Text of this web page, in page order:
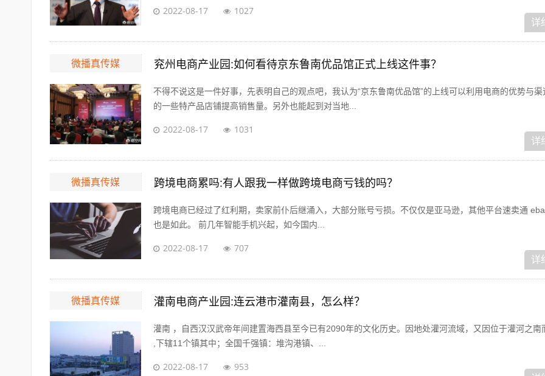
2022-08-17 1027
详
微播真传媒 兖州电商产业园:如何看待京东鲁南优品馆正式上线这件事？
不得不说这是一件好事，先表明自己的观点吧，我认为“京东鲁南优品馆”的上线可以利用电商的优势与
的一些特产品店铺提高销售量。另外也能起到对当地...
2022-08-17 1031
详
微播真传媒 跨境电商累吗:有人跟我一样做跨境电商亏钱的吗？
跨境电商已经过了红利期，卖家前仆后继涌入，大部分账号亏损。不仅仅是亚马逊，其他平台速卖通
也是如此。 前几年智能手机兴起，如今国内...
2022-08-17 707
详
微播真传媒 灌南电商产业园:连云港市灌南县，怎么样？
灌南 ，自西汉汉武帝年间建置海西县至今已有2090年的文化历史。因地处灌河流域，又因位于灌河之南
,下辖11个镇其中；全国千强镇：堆沟港镇、...
2022-08-17 953